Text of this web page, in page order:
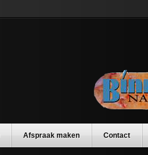
Afspraak maken Contact